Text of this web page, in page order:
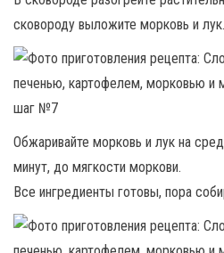
сковороду выложите морковь и лук.
Обжаривайте морковь и лук на
минут, до мягкости моркови.
Все ингредиенты готовы, пора